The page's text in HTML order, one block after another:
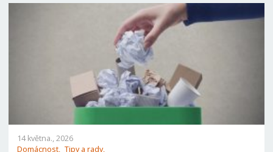
14 května., 2026
Domácnost, Tipy a rady,